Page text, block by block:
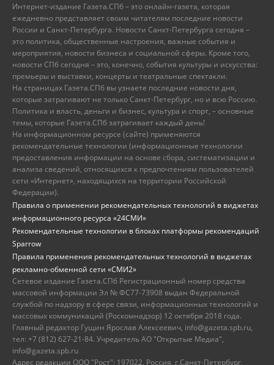
Интернет-издание Газета.СПб – это онлайн-газета, которая
ежедневно представляет своим читателям последние новости
России и Санкт-Петербурга. Новости Санкт-Петербурга сегодня –
это политика, общественные настроения, важные события и
мероприятия, новости бизнеса и социальной сферы. Кроме того,
новости СПб сегодня – это, конечно, события культуры и искусства:
премьеры и выставки, концерты и театральные спектакли.
На страницах Газета.СПб вы узнаете последние новости дня,
которые затрагивают не только Санкт-Петербург, но и всю Россию.
Политика и власть, деньги и бизнес, культура и спорт, – основные
темы, которые Газета.СПб затрагивает каждый день!
На информационном ресурсе (сайте) применяются
рекомендательные технологии (информационные технологии
предоставления информации на основе сбора, систематизации и
анализа сведений, относящихся к предпочтениям пользователей
сети «Интернет», находящихся на территории Российской
Федерации).
Правила о применении рекомендательных технологий в виджетах
информационного ресурса «24СМИ»
Рекомендательные технологии в блоках платформы рекомендаций
Sparrow
Правила применения рекомендательных технологий в виджетах
рекламно-обменной сети «СМИ2»
Сетевое издание Газета.СПб Регистрационный номер средства
массовой информации Эл № ФС77-73908 выдан Федеральной
службой по надзору в сфере связи, информационных технологий и
массовых коммуникаций (Роскомнадзор) 12 октября 2018 года.
Главный редактор Гущин Ярослав Алексеевич, info@gazeta.spb.ru,
тел: +7 (812) 627-21-84. Учредитель АО "Открытые Медиа",
info@gazeta.spb.ru
Адрес редакции ООО "Рост": 197022, Россия, г.Санкт-Петербург,